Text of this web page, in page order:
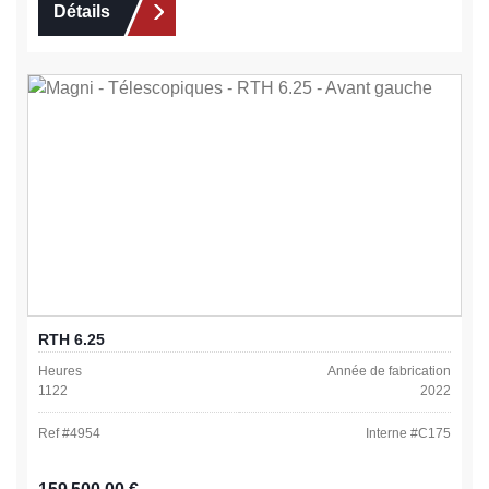
Détails
RTH 6.25
Heures
1122
Année de fabrication
2022
Ref #4954 Interne #C175